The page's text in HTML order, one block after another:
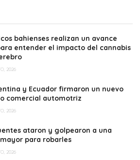
bahienses realizan un avance
entender el impacto del cannabis
2026
y Ecuador firmaron un nuevo
comercial automotriz
2026
ataron y golpearon a una
para robarles
2026